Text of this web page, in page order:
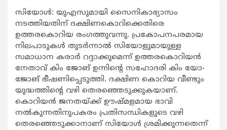
സിയോള്‍: യുഎസുമായി സൈനികാഭ്യാസം
നടത്തിയതിന് ദക്ഷിണകൊറിക്കെതിരെ
ഉത്തരകൊറിയ രംഗത്തുവന്നു. പ്രകോപനപരമായ
നിലപാടുകള്‍ തുടര്‍ന്നാല്‍ സിയോളുമായുള്ള
സമാധാന കരാര്‍ റദ്ദാക്കുമെന്ന് ഉത്തരകൊറിയന്‍
നേതാവ് കിം ജോങ് ഉന്നിന്‍റെ സഹോദരി കിം യോ-
ജോങ് ഭീഷണിപ്പെടുത്തി. ദക്ഷിണ കൊറിയ വീണ്ടും
യുദ്ധത്തിന്‍റെ വഴി തെരഞ്ഞെടുക്കുകയാണ്.
കൊറിയന്‍ ജനതയ്ക്ക് ഊഷ്മളമായ ഭാവി
നല്‍കുന്നതിനുപകരം പ്രതിസന്ധികളുടെ വഴി
തെരഞ്ഞെടുക്കാനാണ് സിയോള്‍ ശ്രമിക്കുന്നതെന്ന്